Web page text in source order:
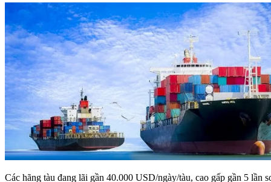
Các hãng tàu đang lãi gần 40.000 USD/ngày/tàu, cao gấp gần 5 lần